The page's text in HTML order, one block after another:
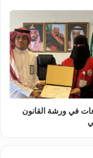
في ورشة القانون